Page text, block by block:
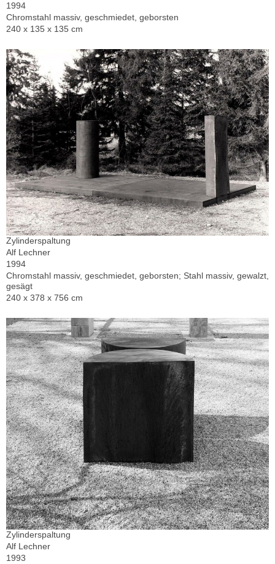
1994
Chromstahl massiv, geschmiedet, geborsten
240 x 135 x 135 cm
Zylinderspaltung
Alf Lechner
1994
Chromstahl massiv, geschmiedet, geborsten; Stahl massiv, gewalzt,
gesägt
240 x 378 x 756 cm
Zylinderspaltung
Alf Lechner
1993